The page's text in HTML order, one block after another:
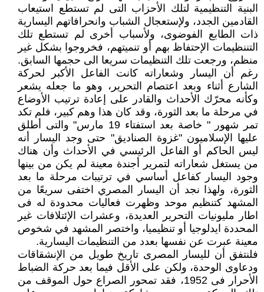
البنية التنظيمية لتلك الأحزاب التى لم تستطع استيعاب
القادمين الجدد، ولإستعجال الشباب وانحرافاتهم اليسارية
ذات الطابع الفوضوى، ولأسباب أخرى لم تستطع تلك
التننظيمات الإحتفاظ بهم أو تنميتهم، فخروجوا بشكل غير
منظم، ورجعت تلك التنظيمات سريعا الى حجمها السابق.
رغم أن اليسار وشعاراته كانت الفاعل الأكبر لحركة
الشارع أثناء وبعد اعتصام التحرير، وهو ما جعله يشعر
وكأنه محرّك الأحداث والقادر على إعادة ترتيب الأوضاع
في مرحلة ما بعد الثورة، وقد كان هذا وهم كبير، فلم تكد
تمر شهور " خاصة بعد استفتاء 19 مارس" والتى أطلق
عليها الإسلاميون "غزوة الصناديق" حتى وجد اليسار أنه
ليس الحاكم أو الفاعل الرئيسي في الأحداث وأن هناك
من يستغل شعاراته لتمرير أجندة معينة لم يكن من بينها
وجود اليسار كفاعل أساسي في ترتيبات مرحلة ما بعد
الثورة، ولهذا نجد أن اليسار المصري اختفى سريعًا من
المشهد كتنظيم موحد وظهرت فعاليات محدودة له فى
اطار مليونيات التحرير العديدة، وعشرات الإئتلافات غير
المحددة ايدلوجيا أو تنظيميا، واختصر المشهد في شخوص
معينة عبرت عن نفسها بعدد من التنظيمات اليسارية.
فلنتفق أن لليسار المصرى تاريخ طويل من الإنشقاقات
ودعاوى الوحدة، ولكن على الأقل فيما بعد حركة الضباط
الأحرار فى 1952، فقد تمحور الصراع حول الموقف من